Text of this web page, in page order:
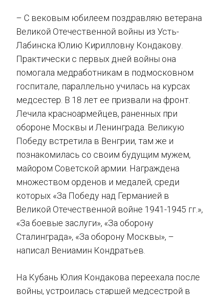
– С вековым юбилеем поздравляю ветерана
Великой Отечественной войны из Усть-
Лабинска Юлию Кирилловну Кондакову.
Практически с первых дней войны она
помогала медработникам в подмосковном
госпитале, параллельно училась на курсах
медсестер. В 18 лет ее призвали на фронт.
Лечила красноармейцев, раненных при
обороне Москвы и Ленинграда. Великую
Победу встретила в Венгрии, там же и
познакомилась со своим будущим мужем,
майором Советской армии. Награждена
множеством орденов и медалей, среди
которых «За Победу над Германией в
Великой Отечественной войне 1941-1945 гг.»,
«За боевые заслуги», «За оборону
Сталинграда», «За оборону Москвы», –
написал Вениамин Кондратьев.
На Кубань Юлия Кондакова переехала после
войны, устроилась старшей медсестрой в